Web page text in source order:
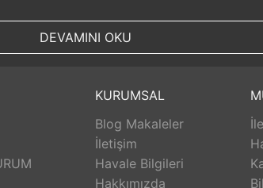
bilgilerin güvende olduğunu bilerek,
iade ve değişim imkanı sunar.
alışveriş deneyiminizde herhangi
arkasında durur ve satış sonrası
size yardımcı olacaktır. Bu sayede
deneyimi sunar. Siz de bu avantajlardan
DEVAMINI OKU
KURUMSAL
Blog Makaleler
İletişim
Havale Bilgileri
Hakkımızda